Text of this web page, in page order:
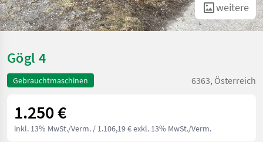
weitere
Gögl 4
Gebrauchtmaschinen 6363, Österreich
1.250 €
inkl. 13% MwSt./Verm. / 1.106,19 € exkl. 13% MwSt./Verm.